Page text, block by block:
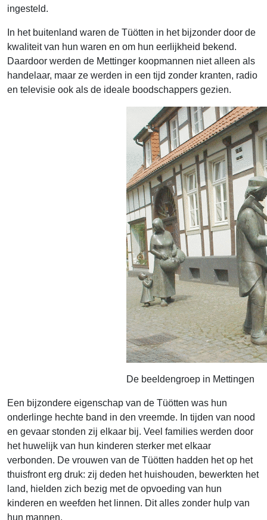
ingesteld.
In het buitenland waren de Tüötten in het bijzonder door de
kwaliteit van hun waren en om hun eerlijkheid bekend.
Daardoor werden de Mettinger koopmannen niet alleen als
handelaar, maar ze werden in een tijd zonder kranten, radio
en televisie ook als de ideale boodschappers gezien.
De beeldengroep in Mettingen
Een bijzondere eigenschap van de Tüötten was hun
onderlinge hechte band in den vreemde. In tijden van nood
en gevaar stonden zij elkaar bij. Veel families werden door
het huwelijk van hun kinderen sterker met elkaar
verbonden. De vrouwen van de Tüötten hadden het op het
thuisfront erg druk: zij deden het huishouden, bewerkten het
land, hielden zich bezig met de opvoeding van hun
kinderen en weefden het linnen. Dit alles zonder hulp van
hun mannen.